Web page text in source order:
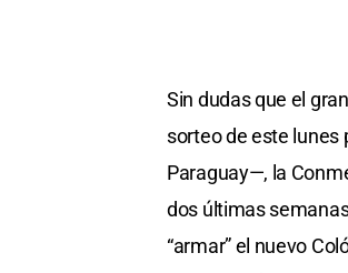
Sin dudas que el
sorteo de este lunes
Paraguay—, la
dos últimas
“armar” el nuevo